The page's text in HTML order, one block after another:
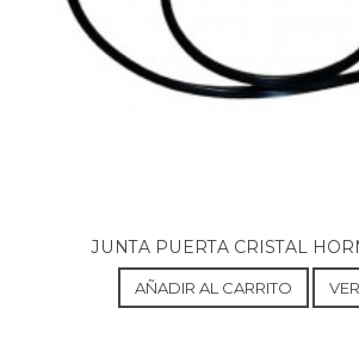
JUNTA PUERTA CRISTAL
AÑADIR AL CARRITO